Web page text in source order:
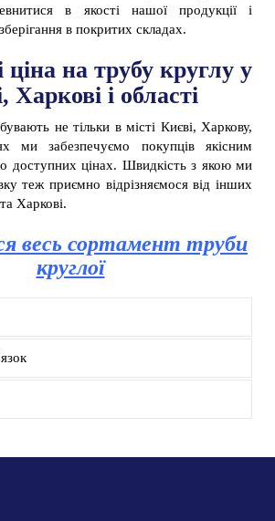
в якості нашої продукції і
в покритих складах.
ціна на трубу круглу у
Харкові і області
не тільки в місті Києві, Харкову,
ми забезпечуємо покупців якісним
доступних цінах. Швидкість з якою ми
теж приємно відрізняємося від інших
Харкові.
весь сортамент труби
круглої